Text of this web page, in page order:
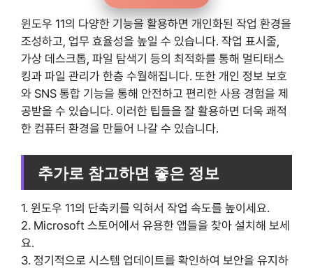
윈도우 11의 다양한 기능을 활용하면 개인화된 작업 환경을
조성하고, 업무 효율성을 높일 수 있습니다. 작업 표시줄,
가상 데스크톱, 파일 탐색기 등의 최적화를 통해 멀티태스
킹과 파일 관리가 한층 수월해집니다. 또한 개인 정보 보호
와 SNS 통합 기능을 통해 안전하고 편리한 사용 경험을 제
공받을 수 있습니다. 이러한 팁들을 잘 활용하면 더욱 쾌적
한 컴퓨터 환경을 만들어 나갈 수 있습니다.
추가로 참고하면 좋은 정보
1. 윈도우 11의 단축키를 익혀서 작업 속도를 높이세요.
2. Microsoft 스토어에서 유용한 앱들을 찾아 설치해 보세
요.
3. 정기적으로 시스템 업데이트를 확인하여 보안을 유지하